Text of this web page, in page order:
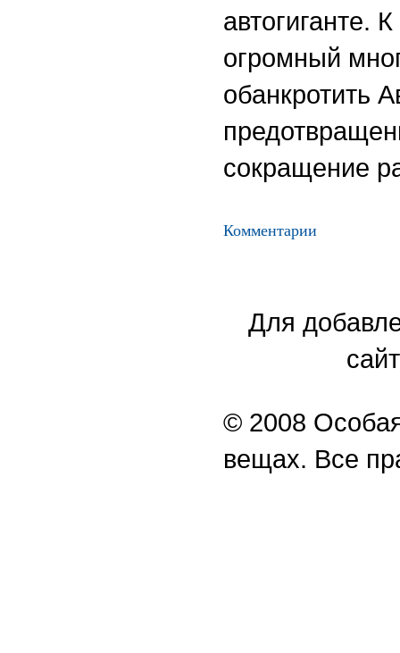
автогиганте.
огромный
обанкротить
сокращение
Комментарии
Для
© 2008
вещах. Все